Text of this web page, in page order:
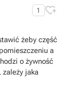
1 
żeby część
a
o żywność
zależy jaka